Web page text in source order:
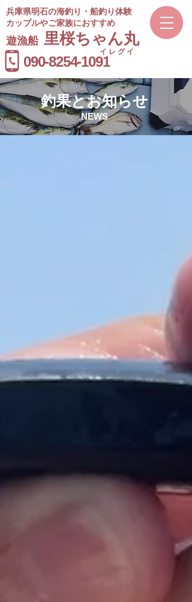
イレグイ
兵庫県明石の海釣り・船釣り体験
カップルやご家族におすすめ
090-8254-1091
遊漁船 ​里桜ちゃん丸
釣果とお知らせ
NEWS